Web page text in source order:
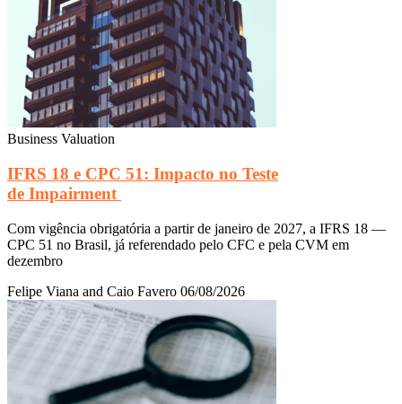
Business Valuation
IFRS 18 e CPC 51: Impacto no Teste
de Impairment
Com vigência obrigatória a partir de janeiro de 2027, a IFRS 18 —
CPC 51 no Brasil, já referendado pelo CFC e pela CVM em
dezembro
Felipe Viana and Caio Favero 06/08/2026